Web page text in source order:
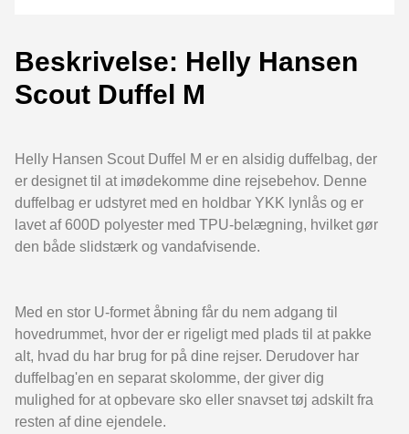
Beskrivelse: Helly Hansen
Scout Duffel M
Helly Hansen Scout Duffel M er en alsidig duffelbag, der
er designet til at imødekomme dine rejsebehov. Denne
duffelbag er udstyret med en holdbar YKK lynlås og er
lavet af 600D polyester med TPU-belægning, hvilket gør
den både slidstærk og vandafvisende.
Med en stor U-formet åbning får du nem adgang til
hovedrummet, hvor der er rigeligt med plads til at pakke
alt, hvad du har brug for på dine rejser. Derudover har
duffelbag'en en separat skolomme, der giver dig
mulighed for at opbevare sko eller snavset tøj adskilt fra
resten af dine ejendele.